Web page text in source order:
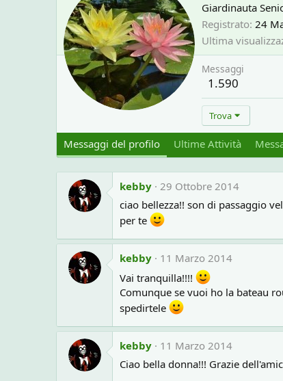
Giardinauta
Registrato 24
Ultima
Messaggi
1.590
Trova
Messaggi del profilo Ultime Attività
kebby 29 Ottobre 2014
ciao bellezza!! son di passaggio
per te
kebby
11 Marzo 2014
Vai tranquilla!!!!
Comunque se vuoi ho la bateau
spedirtele
kebby
11 Marzo 2014
Ciao bella donna!!! Grazie